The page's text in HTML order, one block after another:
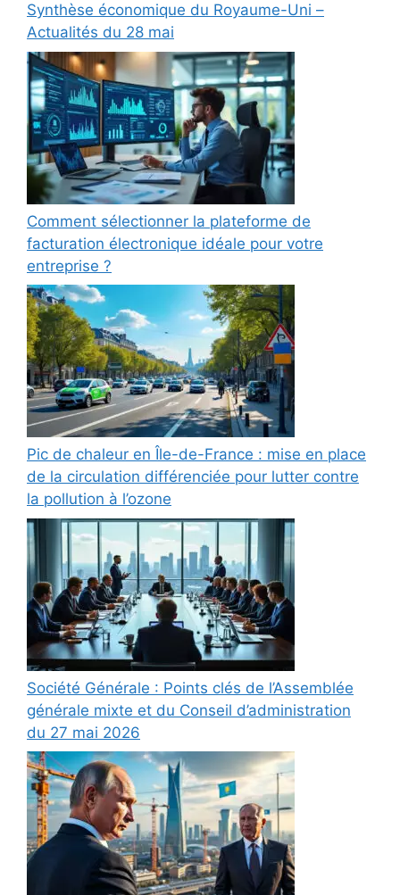
Synthèse économique du Royaume-Uni –
Actualités du 28 mai
Comment sélectionner la plateforme de
facturation électronique idéale pour votre
entreprise ?
Pic de chaleur en Île-de-France : mise en place
de la circulation différenciée pour lutter contre
la pollution à l’ozone
Société Générale : Points clés de l’Assemblée
générale mixte et du Conseil d’administration
du 27 mai 2026